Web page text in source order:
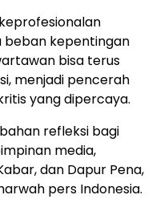
beban kepentingan
bisa terus
menjadi pencerah
yang dipercaya.
refleksi bagi
media,
dan Dapur Pena,
pers Indonesia.